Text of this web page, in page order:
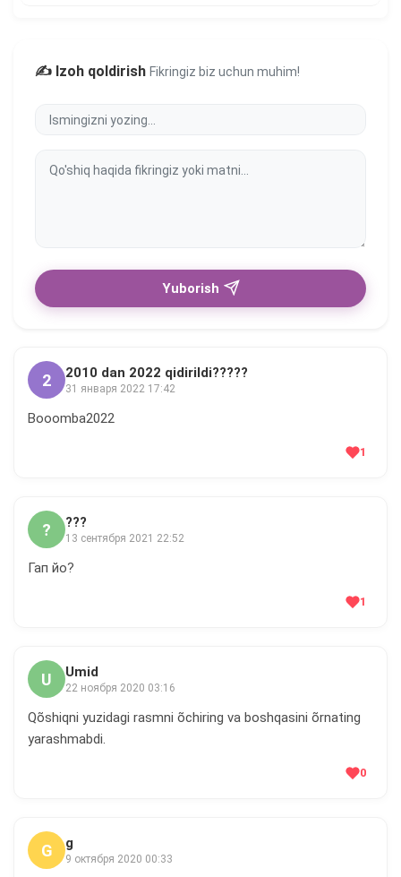
✍️ Izoh qoldirish Fikringiz biz uchun muhim!
Yuborish
2 2010 dan 2022 qidirildi?????
31 января 2022 17:42
Booomba2022
1
? ???
13 сентября 2021 22:52
Гап йо?
1
U Umid
22 ноября 2020 03:16
Qõshiqni yuzidagi rasmni õchiring va boshqasini õrnating
yarashmabdi.
0
G g
9 октября 2020 00:33